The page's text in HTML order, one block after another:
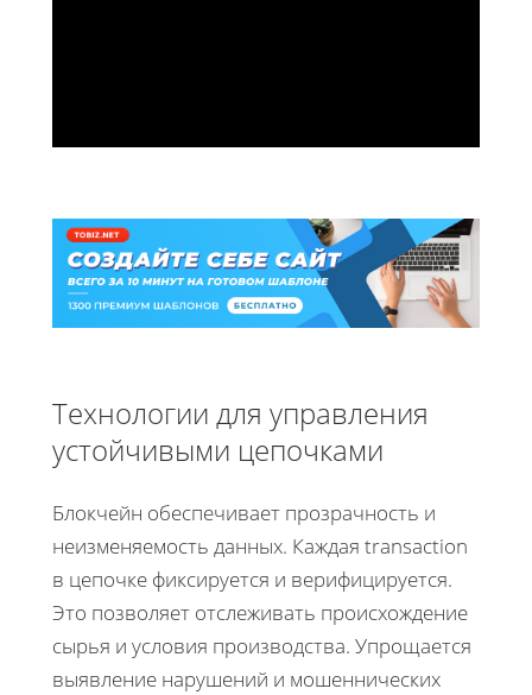
Технологии для управления
устойчивыми цепочками
Блокчейн обеспечивает прозрачность и
неизменяемость данных. Каждая transaction
в цепочке фиксируется и верифицируется.
Это позволяет отслеживать происхождение
сырья и условия производства. Упрощается
выявление нарушений и мошеннических